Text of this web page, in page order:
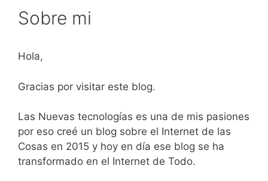
Sobre mi
Hola,
Gracias por visitar este blog.
Las Nuevas tecnologías es una de mis pasiones
por eso creé un blog sobre el Internet de las
Cosas en 2015 y hoy en día ese blog se ha
transformado en el Internet de Todo.